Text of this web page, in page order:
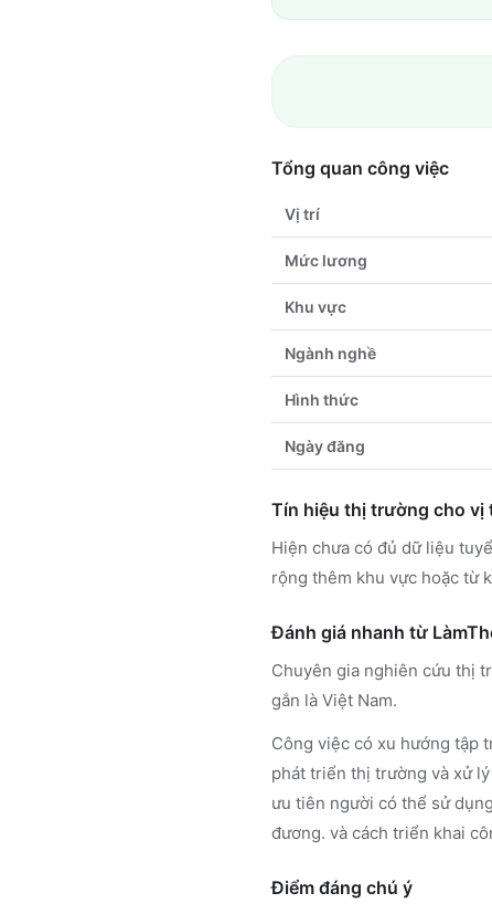
Tổng quan công việc
Vị trí
Mức lương
Khu vực
Ngành nghề
Hình thức
Ngày đăng
Tín hiệu thị trường cho vị
Hiện chưa có đủ dữ liệu
rộng thêm khu vực hoặc từ
Đánh giá nhanh từ
Chuyên gia nghiên cứu thị
gắn là Việt Nam.
Công việc có xu hướng tập
phát triển thị trường và xử
ưu tiên người có thể sử
đương. và cách triển khai
Điểm đáng chú ý